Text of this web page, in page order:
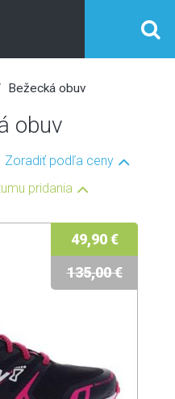
Bežecká obuv
obuv
Zoradiť podľa ceny
pridania
49,90 €
135,00 €